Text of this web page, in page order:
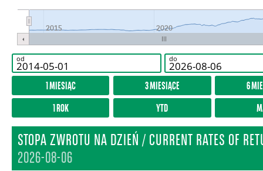
2015 2020
od do
1 MIESIĄC 3 MIESIĄCE
6
1 ROK
YTD
STOPA ZWROTU NA DZIEŃ / CURRENT RATES OF
2026-08-06